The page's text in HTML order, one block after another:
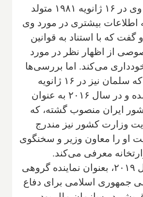
اشاره کرد که وی در ۱۶ ژانویه ۱۹۸۱ متولد
اطلاعات بیشتری در مورد وی
گفت که با استناد به قوانین
از اظهار نظر در مورد
خودداری می‌کند. اما بررسی‌ها
نشان می‌دهد که سلمان نیز در ۱۶ ژانویه
۱۹۸۱ متولد شده و در سال ۲۰۱۶ به عنوان
ایران منصوب گشته، که
وزارت کشور نیز مندرج
او را معاون وزیر و سخنگوی
معرفی می‌کند.
سلمان در سال ۲۰۱۹، بعنوان نماینده گروهی
جمهوری اسلامی برای دفاع